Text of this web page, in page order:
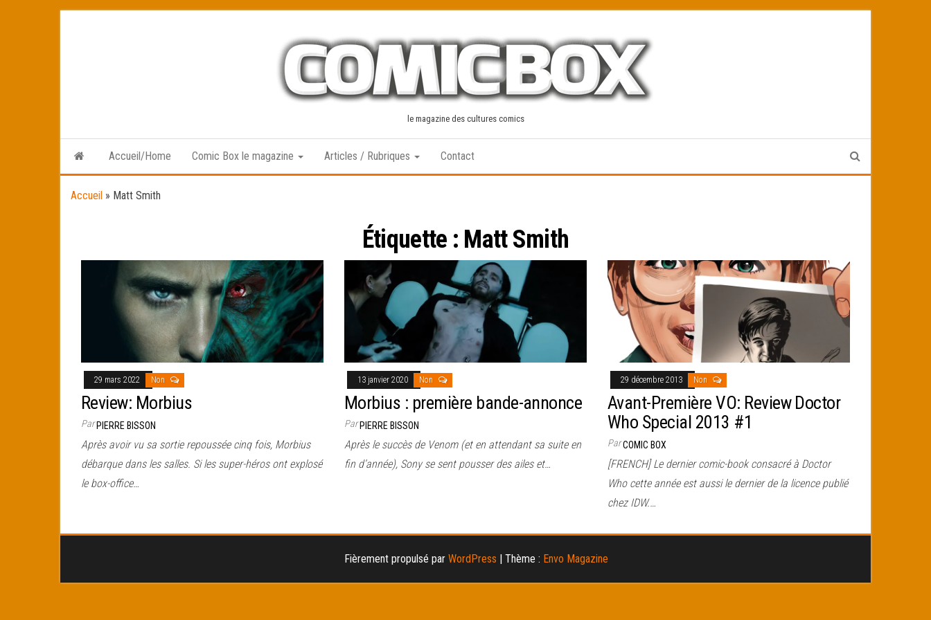
le magazine des cultures comics
Accueil/Home Comic Box le magazine Articles / Rubriques Contact
Accueil » Matt Smith
Étiquette : Matt Smith
29 mars 2022 Non
Review: Morbius
ParPIERRE BISSON
Après avoir vu sa sortie repoussée cinq fois, Morbius
débarque dans les salles. Si les super-héros ont explosé
le box-office…
13 janvier 2020 Non
Morbius : première bande-annonce
ParPIERRE BISSON
Après le succès de Venom (et en attendant sa suite en
fin d’année), Sony se sent pousser des ailes et…
29 décembre 2013 Non
Avant-Première VO: Review Doctor
Who Special 2013 #1
ParCOMIC BOX
[FRENCH] Le dernier comic-book consacré à Doctor
Who cette année est aussi le dernier de la licence publié
chez IDW.…
Fièrement propulsé par WordPress | Thème : Envo Magazine